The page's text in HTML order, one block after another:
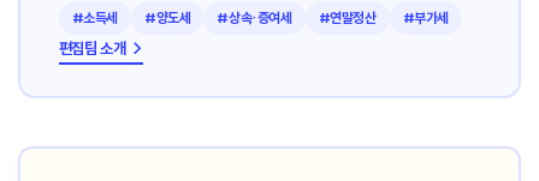
#소득세 #양도세 #상속·증여세 #연말정산 #부가세
편집팀 소개 →